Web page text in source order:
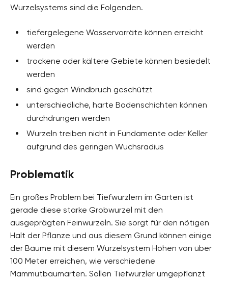
Wurzelsystems sind die Folgenden.
tiefergelegene Wasservorräte können erreicht
werden
trockene oder kältere Gebiete können besiedelt
werden
sind gegen Windbruch geschützt
unterschiedliche, harte Bodenschichten können
durchdrungen werden
Wurzeln treiben nicht in Fundamente oder Keller
aufgrund des geringen Wuchsradius
Problematik
Ein großes Problem bei Tiefwurzlern im Garten ist
gerade diese starke Grobwurzel mit den
ausgeprägten Feinwurzeln. Sie sorgt für den nötigen
Halt der Pflanze und aus diesem Grund können einige
der Bäume mit diesem Wurzelsystem Höhen von über
100 Meter erreichen, wie verschiedene
Mammutbaumarten. Sollen Tiefwurzler umgepflanzt